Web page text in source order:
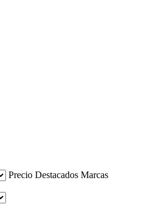
Precio Destacados Marcas